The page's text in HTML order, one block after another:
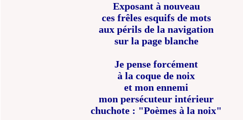
Exposant à nouveau
ces frêles esquifs de mots
aux périls de la navigation
sur la page blanche
Je pense forcément
à la coque de noix
et mon ennemi
mon persécuteur intérieur
chuchote : "Poèmes à la noix"